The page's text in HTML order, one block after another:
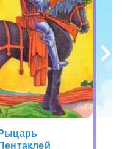
Рыцарь
Пентаклей